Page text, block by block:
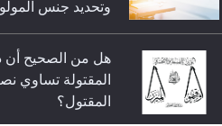
هل من الصحيح أن
المقتولة تساوي
المقتول؟